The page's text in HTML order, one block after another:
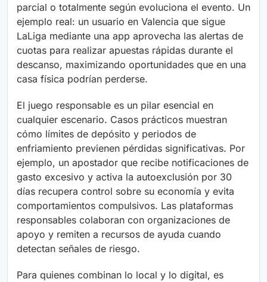
parcial o totalmente según evoluciona el evento. Un
ejemplo real: un usuario en Valencia que sigue
LaLiga mediante una app aprovecha las alertas de
cuotas para realizar apuestas rápidas durante el
descanso, maximizando oportunidades que en una
casa física podrían perderse.
El juego responsable es un pilar esencial en
cualquier escenario. Casos prácticos muestran
cómo límites de depósito y periodos de
enfriamiento previenen pérdidas significativas. Por
ejemplo, un apostador que recibe notificaciones de
gasto excesivo y activa la autoexclusión por 30
días recupera control sobre su economía y evita
comportamientos compulsivos. Las plataformas
responsables colaboran con organizaciones de
apoyo y remiten a recursos de ayuda cuando
detectan señales de riesgo.
Para quienes combinan lo local y lo digital, es